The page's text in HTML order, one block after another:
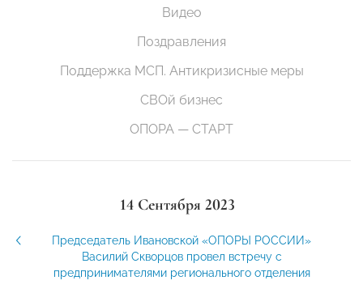
Видео
Поздравления
Поддержка МСП. Антикризисные меры
СВОй бизнес
ОПОРА — СТАРТ
14 Сентября 2023
Председатель Ивановской «ОПОРЫ РОССИИ»
Василий Скворцов провел встречу с
предпринимателями регионального отделения